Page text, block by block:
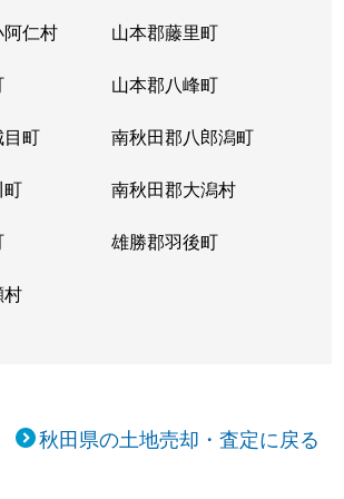
仁村 山本郡藤里町
山本郡八峰町
町 南秋田郡八郎潟町
町 南秋田郡大潟村
雄勝郡羽後町
村
秋田県の土地売却・査定に戻る